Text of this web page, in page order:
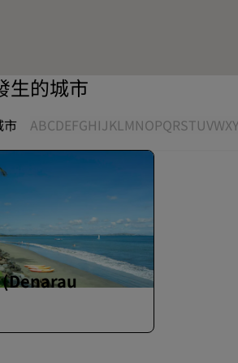
生的城市
市 ABCDEFGHIJKLMNOPQRSTUVWX